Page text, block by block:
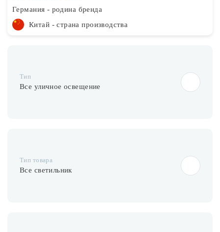
Контакты
Германия - родина бренда
Китай - страна производства
Тип
Все уличное освещение
Тип товара
Все светильник